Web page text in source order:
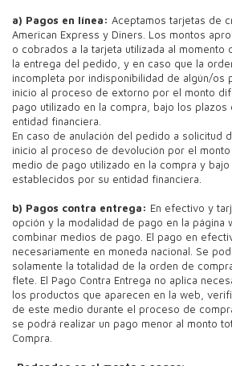
a) Pagos en línea: Aceptamos tarjetas de
American Express y Diners. Los montos
o cobrados a la tarjeta utilizada al momento
la entrega del pedido, y en caso que la
incompleta por indisponibilidad de algún/os
inicio al proceso de extorno por el monto
pago utilizado en la compra, bajo los
entidad financiera.
En caso de anulación del pedido a solicitud
inicio al proceso de devolución por el
medio de pago utilizado en la compra y
establecidos por su entidad financiera.
b) Pagos contra entrega: En efectivo y
opción y la modalidad de pago en la página
combinar medios de pago. El pago en
necesariamente en moneda nacional. Se
solamente la totalidad de la orden de
flete. El Pago Contra Entrega no aplica
los productos que aparecen en la web,
de este medio durante el proceso de
se podrá realizar un pago menor al monto
Compra.